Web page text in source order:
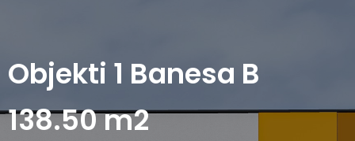
Objekti 1 Banesa B
138.50 m2